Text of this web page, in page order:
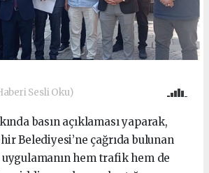
Sesli Oku)
basın açıklaması yaparak,
Belediyesi’ne çağrıda bulunan
hem trafik hem de